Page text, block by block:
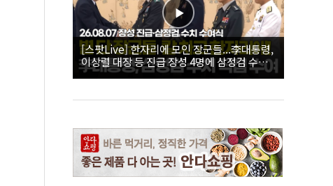
[스팟Live] 한자리에 모인 장군들...李대통령,
이상렬 대장 등 진급 장성 4명에 삼정검 수치
직접 수여｜26.08.07 장성 진급·삼정검 수치